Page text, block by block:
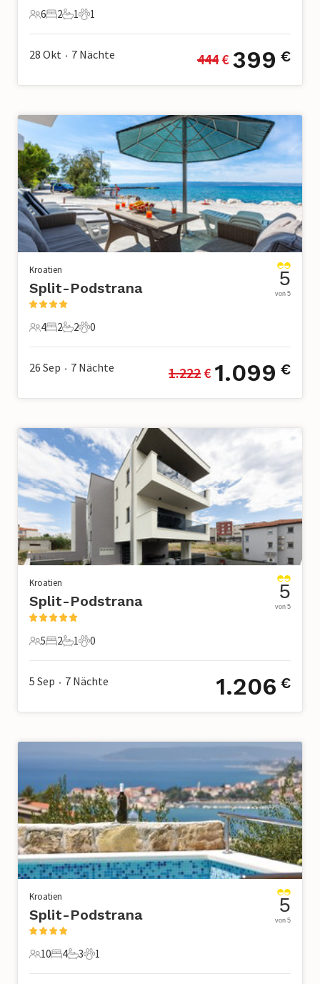
6 Gäste
6
2 Schlafzimmer
2
1 Badezimmer
1
1 Haustier
1
28 Okt • 7 Nächte 444 € 399 €
Kroatien
Split-Podstrana
4 Gäste
4
2 Schlafzimmer
2
2 Badezimmer
2
0 Haustiere
0
5
von 5
26 Sep • 7 Nächte 1.222 € 1.099 €
Kroatien
Split-Podstrana
5 Gäste
5
2 Schlafzimmer
2
1 Badezimmer
1
0 Haustiere
0
5
von 5
5 Sep • 7 Nächte 1.206 €
Kroatien
Split-Podstrana
10 Gäste
10
4 Schlafzimmer
4
3 Badezimmer
3
1 Haustier
1
5
von 5